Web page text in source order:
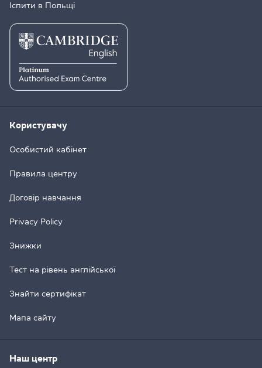
Іспити в Польщі
Користувачу
Особистий кабінет
Правила центру
Договір навчання
Privacy Policy
Знижки
Тест на рівень англійської
Знайти сертифікат
Мапа сайту
Наш центр